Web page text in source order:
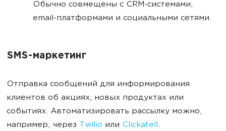
Обычно совмещены с CRM-системами,
email-платформами и социальными сетями.
SMS-маркетинг
Отправка сообщений для информирования
клиентов об акциях, новых продуктах или
событиях. Автоматизировать рассылку можно,
например, через Twilio или Clickatell.